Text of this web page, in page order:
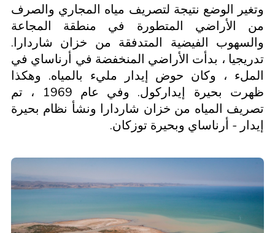
وتغير الوضع نتيجة لتصريف مياه المجاري والصرف
من الأراضي المتطورة في منطقة المجاعة
والسهوب الفيضية المتدفقة من خزان شاردارا.
تدريجيا ، بدأت الأراضي المنخفضة في أرناساي في
الملء ، وكان حوض إيدار مليء بالمياه. وهكذا
ظهرت بحيرة إيداركول. وفي عام 1969 ، تم
تصريف المياه من خزان شاردارا ونشأ نظام بحيرة
إيدار - أرناساي وبحيرة توزكان.